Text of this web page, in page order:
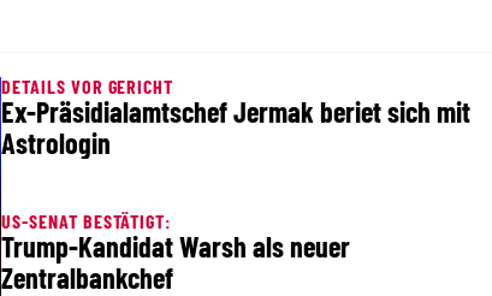
DETAILS VOR GERICHT
Ex-Präsidialamtschef Jermak beriet sich mit
Astrologin
US-SENAT BESTÄTIGT:
Trump-Kandidat Warsh als neuer
Zentralbankchef